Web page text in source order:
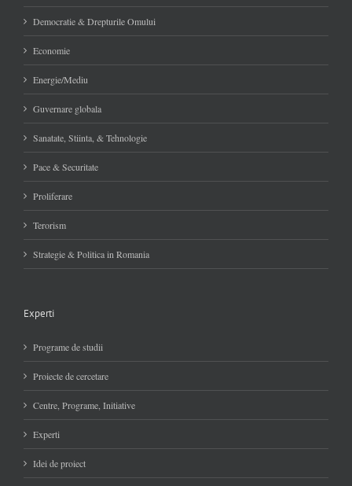
Democratie & Drepturile Omului
Economie
Energie/Mediu
Guvernare globala
Sanatate, Stiinta, & Tehnologie
Pace & Securitate
Proliferare
Terorism
Strategie & Politica in Romania
Experti
Programe de studii
Proiecte de cercetare
Centre, Programe, Initiative
Experti
Idei de proiect